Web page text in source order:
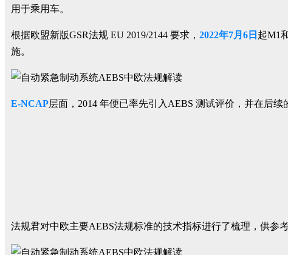
用于乘用车。
根据欧盟新版GSR法规 EU 2019/2144 要求， 2022年7月6日 起M1
施。
E-NCAP层面，2014 年便已率先引入AEBS 测试评价，并在后
法规君对中欧主要AEBS法规标准的技术指标进行了梳理，供参考